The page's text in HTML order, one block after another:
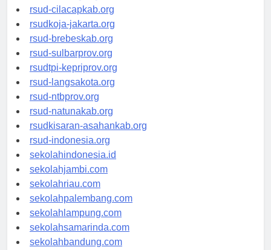
rsud-sintang.org
rsud-cilacapkab.org
rsudkoja-jakarta.org
rsud-brebeskab.org
rsud-sulbarprov.org
rsudtpi-kepriprov.org
rsud-langsakota.org
rsud-ntbprov.org
rsud-natunakab.org
rsudkisaran-asahankab.org
rsud-indonesia.org
sekolahindonesia.id
sekolahjambi.com
sekolahriau.com
sekolahpalembang.com
sekolahlampung.com
sekolahsamarinda.com